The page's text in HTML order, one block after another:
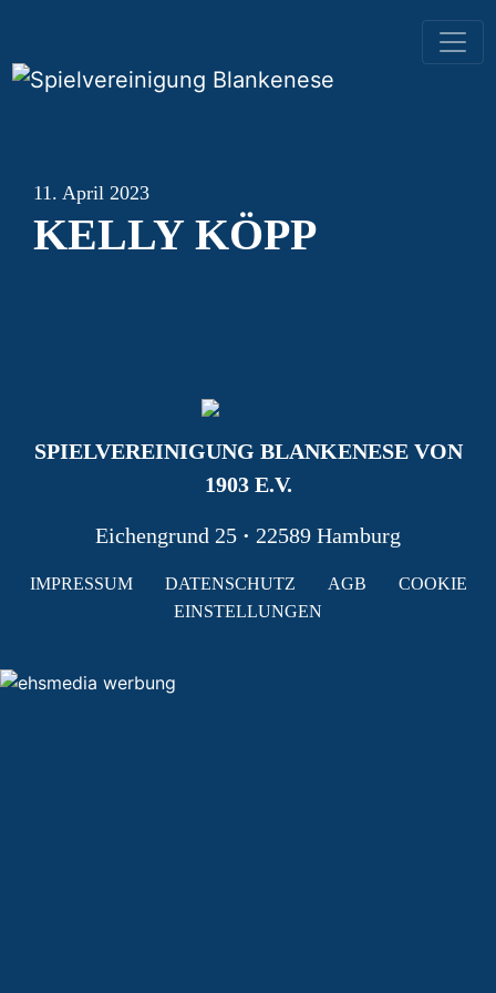
HAUPTNAVIGATION
11. April 2023
KELLY KÖPP
SPIELVEREINIGUNG BLANKENESE VON
1903 E.V.
Eichengrund 25 · 22589 Hamburg
IMPRESSUM DATENSCHUTZ AGB
COOKIE
EINSTELLUNGEN